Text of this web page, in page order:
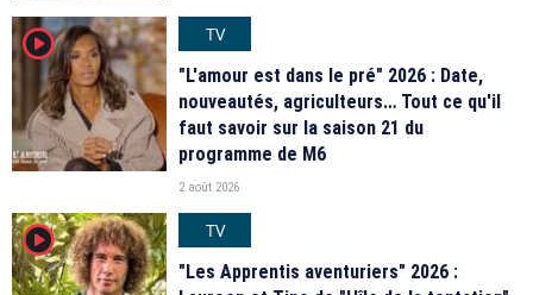
player2
TV
"L'amour est dans le pré" 2026 : Date,
nouveautés, agriculteurs… Tout ce qu'il
faut savoir sur la saison 21 du
programme de M6
2 août 2026
player2
TV
"Les Apprentis aventuriers" 2026 :